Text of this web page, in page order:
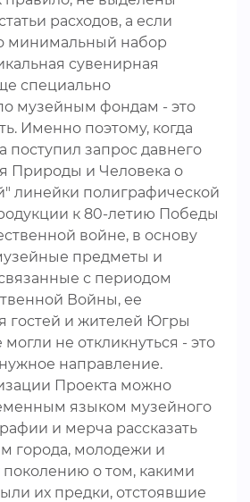
расходов, а если
минимальный набор
сувенирная
специально
музейным фондам - это
Именно поэтому, когда
поступил запрос давнего
Природы и Человека о
линейки полиграфической
к 80-летию Победы
войне, в основу
предметы и
с периодом
Войны, ее
гостей и жителей Югры
не откликнуться - это
направление.
Проекта можно
языком музейного
и мерча рассказать
города, молодежи и
о том, какими
их предки, отстоявшие